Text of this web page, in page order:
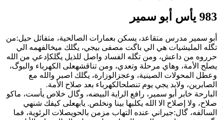
983 يأس أبو سمير
أبو سمير مدرس متقاعد، يسكن بعمارات الصالحية، متفائل حيل:من
تگله المليشيات هي الي باگت مصفى بيجي، يگلك ميخالفهمه الي
حرروه من داعش، ومن تگله الفساد واصل للذيل يگلكإدعي من الله
يصلح الأمة، وهاي مرحلة وتعدي، ومن تناقشهعلى الكهرباء والبوگ،
وعطل المحولات الصينية، وعجزالوزارة، يگلك اصبر والله مع
الصابرين، ولابد يجي يوم تنصلحالكهرباء بعد صلاح الأمة.
البارحة خابر أبو سمير، رافع الراية البيضه، وگال خلاص يأست، ماكو
صلاح، ولا إصلاح الا الله يكلبها بينا ونخلص. يابهعلى كيفك شنهي
السالفه، گال:جيراني عنده التهاب مزمن بالحويصلات الرئوية، فما